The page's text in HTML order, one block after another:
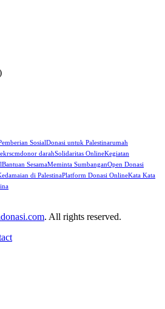
SosialDonasi untuk Palestinarumah
rscmdonor darahSolidaritas OnlineKegiatan
Bantuan SesamaMeminta SumbanganOpen Donasi
di PalestinaPlatform Donasi OnlineKata Kata
. All rights reserved.